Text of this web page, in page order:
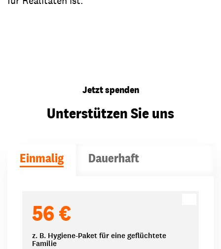
Jetzt spenden
Unterstützen Sie uns
Einmalig Dauerhaft
56 €
z. B. Hygiene-Paket für eine geflüchtete
Familie